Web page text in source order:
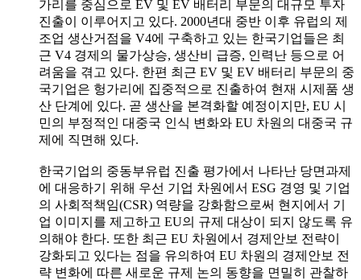
가리를 중심으로 EV 및 EV 배터리 부문의 대규모 투자
진출이 이루어지고 있다. 2000년대 중반 이후 유럽의 제
조업 생산거점을 V4에 구축하고 있는 한국기업들은 최
근 V4 경제의 물가상승, 생산비 급증, 인력난 등으로 어
려움을 겪고 있다. 한편 최근 EV 및 EV 배터리 부문의 중
국기업은 헝가리에 집중적으로 진출하여 현재 시제품 생
산 단계에 있다. 곧 생산을 본격화할 예정이지만, EU 시
민의 부정적인 대중국 인식 변화와 EU 차원의 대중국 규
제에 직면해 있다.
한국기업의 중동부유럽 진출 평가에서 나타난 당면과제
에 대응하기 위해 우선 기업 차원에서 ESG 경영 및 기업
의 사회적책임(CSR) 역량을 강화함으로써 현지에서 기
업 이미지를 제고하고 EU의 규제 대상이 되지 않도록 유
의해야 한다. 또한 최근 EU 차원에서 경제안보 전략이
강화되고 있다는 점을 유의하여 EU 차원의 경제안보 전
략 변화에 따른 새로운 규제 논의 동향을 면밀히 관찰하